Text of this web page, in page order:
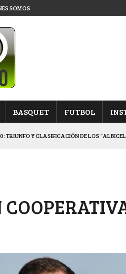
SOMOS
BASQUET FUTBOL
TRIUNFO Y CLASIFICACIÓN DE LOS
SPORTIVO-MONTENEGRINA, POR EL PASE A
EN DOBLE JORNADA CON CACU Y CANALLAS